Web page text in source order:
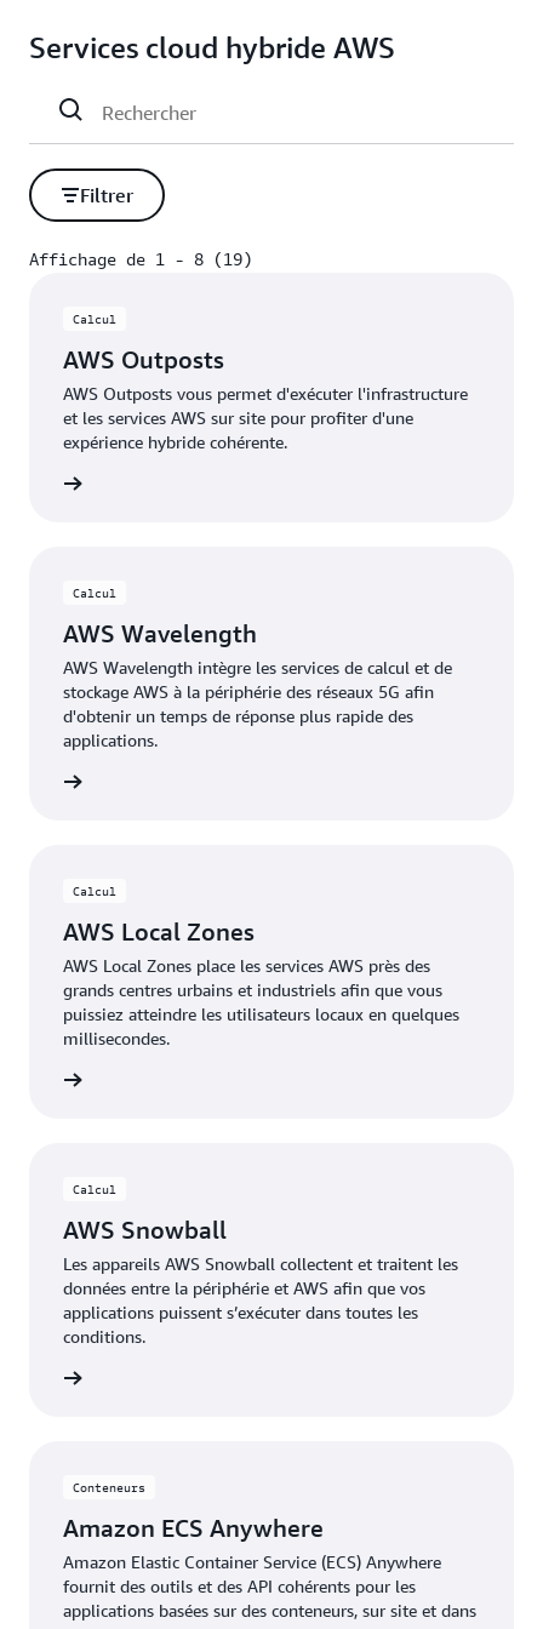
pour exploiter l'infrastructure sur AWS, sur site, en
uniques aux utilisateurs. Déployez vos applications,
grands centres métropolitains et à la périphérie des
réseaux 5G afin qu'ils soient plus proches de vos
utilisateurs finaux.
Services cloud hybride AWS
Filtrer
Affichage de 1 - 8 (19)
Calcul
AWS Outposts
AWS Outposts vous permet d'exécuter l'infrastructure
et les services AWS sur site pour profiter d'une
expérience hybride cohérente.
Calcul
AWS Wavelength
AWS Wavelength intègre les services de calcul et de
stockage AWS à la périphérie des réseaux 5G afin
d'obtenir un temps de réponse plus rapide des
applications.
Calcul
AWS Local Zones
AWS Local Zones place les services AWS près des
grands centres urbains et industriels afin que vous
puissiez atteindre les utilisateurs locaux en quelques
millisecondes.
Calcul
AWS Snowball
Les appareils AWS Snowball collectent et traitent les
données entre la périphérie et AWS afin que vos
applications puissent s’exécuter dans toutes les
conditions.
Conteneurs
Amazon ECS Anywhere
Amazon Elastic Container Service (ECS) Anywhere
fournit des outils et des API cohérents pour les
applications basées sur des conteneurs, sur site et dans